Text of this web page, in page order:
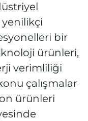
yenilikçi
bir
ürünleri,
verimliliği
çalışmalar
ürünleri